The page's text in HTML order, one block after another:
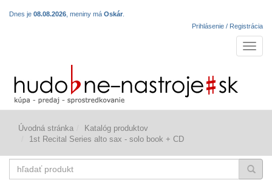
Dnes je 08.08.2026 , meniny má Oskár
Prihlásenie / Registrácia
Úvodná stránka
Katalóg produktov
1st Recital Series alto sax - solo book + CD
produkt